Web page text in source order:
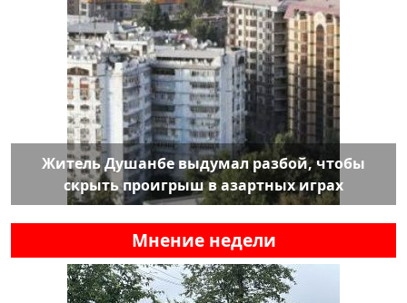
Житель Душанбе выдумал разбой, чтобы
скрыть проигрыш в азартных играх
Мнение недели